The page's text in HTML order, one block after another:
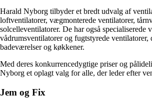
Harald Nyborg tilbyder et bredt udvalg af
loftventilatorer, vægmonterede ventilatorer,
solcelleventilatorer. De har også specialiserede
vådrumsventilatorer og fugtstyrede ventilatorer,
badeværelser og køkkener.
Med deres konkurrencedygtige priser og
Nyborg et oplagt valg for alle, der leder efter
Jem og Fix